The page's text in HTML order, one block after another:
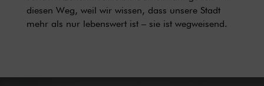
diesen Weg, weil wir wissen, dass unsere Stadt
mehr als nur lebenswert ist – sie ist wegweisend.